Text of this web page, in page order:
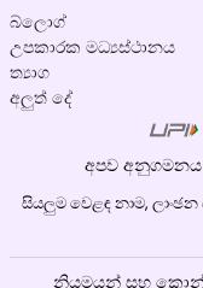
බ්ලොග්
උපකාරක මධ්‍යස්ථානය
ත්‍යාග
අලුත් දේ
අපව
සියලුම වෙළඳ නාම,
නියමයන් සහ